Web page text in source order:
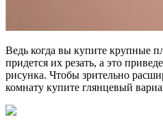
Ведь когда вы купите крупные
придется их резать, а это
рисунка. Чтобы зрительно
комнату купите глянцевый